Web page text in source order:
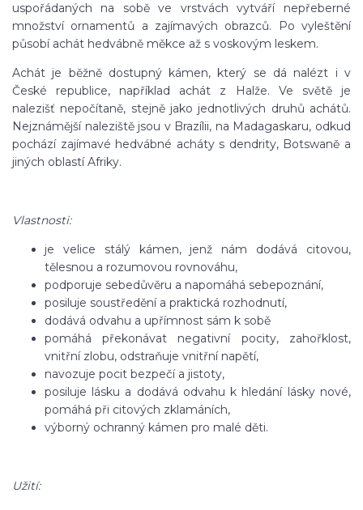
uspořádaných na sobě ve vrstvách vytváří nepřeberné
množství ornamentů a zajímavých obrazců. Po vyleštění
působí achát hedvábně měkce až s voskovým leskem.
Achát je běžně dostupný kámen, který se dá nalézt i v
České republice, například achát z Halže. Ve světě je
nalezišť nepočítaně, stejně jako jednotlivých druhů achátů.
Nejznámější naleziště jsou v Brazílii, na Madagaskaru, odkud
pochází zajímavé hedvábné acháty s dendrity, Botswaně a
jiných oblastí Afriky.
Vlastnosti:
je velice stálý kámen, jenž nám dodává citovou,
tělesnou a rozumovou rovnováhu,
podporuje sebedůvěru a napomáhá sebepoznání,
posiluje soustředění a praktická rozhodnutí,
dodává odvahu a upřímnost sám k sobě
pomáhá překonávat negativní pocity, zahořklost,
vnitřní zlobu, odstraňuje vnitřní napětí,
navozuje pocit bezpečí a jistoty,
posiluje lásku a dodává odvahu k hledání lásky nové,
pomáhá při citových zklamáních,
výborný ochranný kámen pro malé děti.
Užití: